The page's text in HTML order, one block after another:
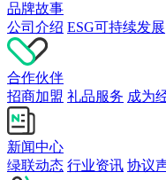
品牌故事
公司介绍 ESG可持续发展
合作伙伴
招商加盟 礼品服务 成为
新闻中心
绿联动态 行业资讯 协议